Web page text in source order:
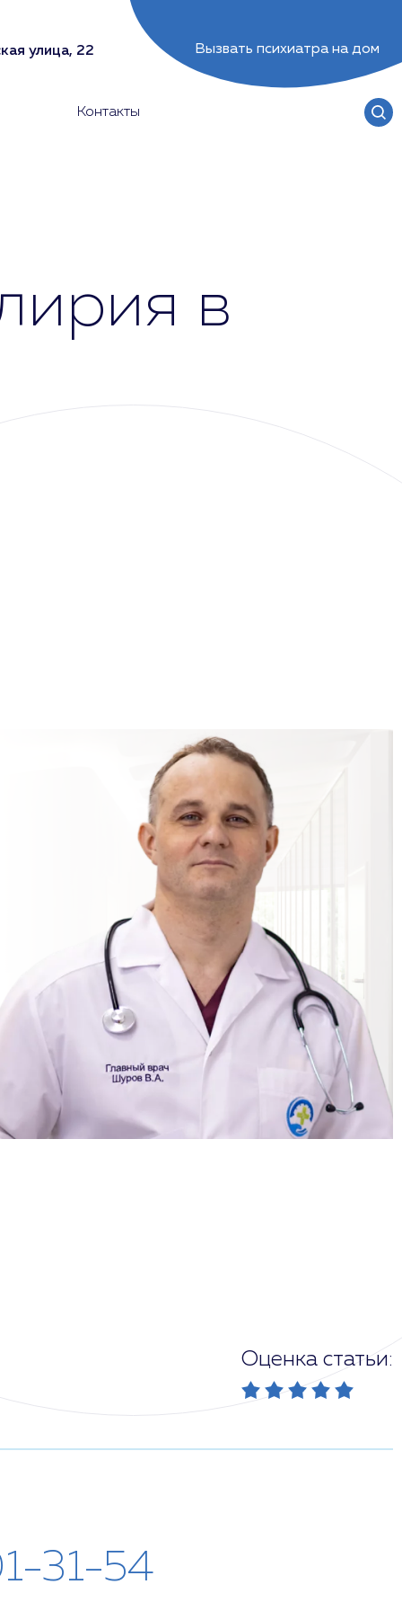
улица, 22 Вызвать психиатра на дом
Контакты
в
Оценка статьи:
31-54